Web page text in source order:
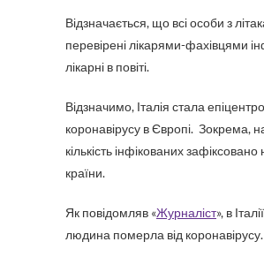
Відзначається, що всі особи з
перевірені лікарями-фахівцями
лікарні в повіті.
Відзначимо, Італія стала
коронавірусу в Європі. Зокрема,
кількість інфікованих зафіксовано
країни.
Як повідомляв «Журналіст», в
людина померла від коронавірусу.